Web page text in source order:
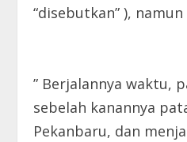
“disebutkan” ),
” Berjalannya waktu,
sebelah kanannya
Pekanbaru, dan